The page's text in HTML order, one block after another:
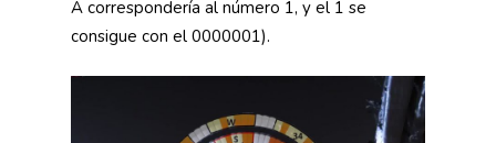
A correspondería al número 1, y el 1 se
consigue con el 0000001).